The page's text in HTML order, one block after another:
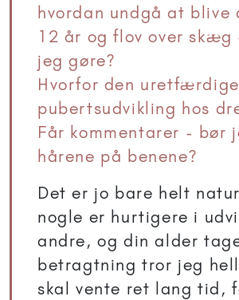
hvordan undgå at blive
12 år og flov over skæg
jeg gøre?
Hvorfor den
pubertsudvikling hos
Får kommentarer - bør
hårene på benene?
Det er jo bare helt
nogle er hurtigere i
andre, og din alder
betragtning tror jeg
skal vente ret lang tid,